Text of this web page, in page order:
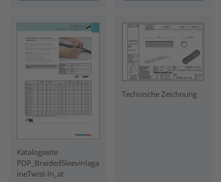
Katalogseite
PDP_BraidedSleevinlaga
ineTwist-In_at
Technische Zeichnung